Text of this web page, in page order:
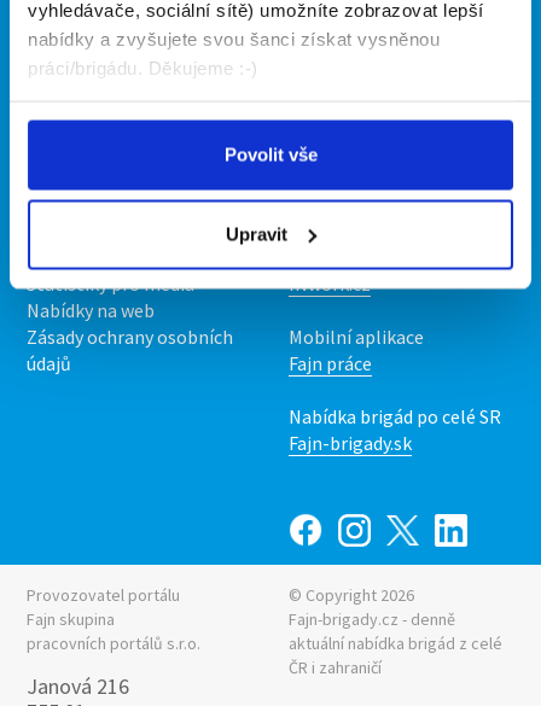
vyhledávače, sociální sítě) umožníte zobrazovat lepší
nabídky a zvyšujete svou šanci získat vysněnou
práci/brigádu. Děkujeme :-)
Povolit vše
Upravit
Hledané brigády
Ceník
Propagace
O portálu
O nás
Statistiky pro média
Nabídky na web
Zásady ochrany osobních
údajů
Naše další projekty
Fajn brigády
INwork.cz
Mobilní aplikace
Fajn práce
Nabídka brigád po celé SR
Fajn-brigady.sk
Provozovatel portálu
Fajn skupina
pracovních portálů s.r.o.
Janová 216
© Copyright 2026
Fajn-brigady.cz - denně
aktuální nabídka brigád z celé
ČR i zahraničí